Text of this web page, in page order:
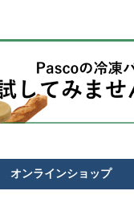
オンラインショップ